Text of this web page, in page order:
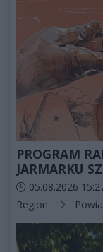
PROGRAM
JARMARKU
Data dodania
05.08.2026
Kategorie artykułu:
Region